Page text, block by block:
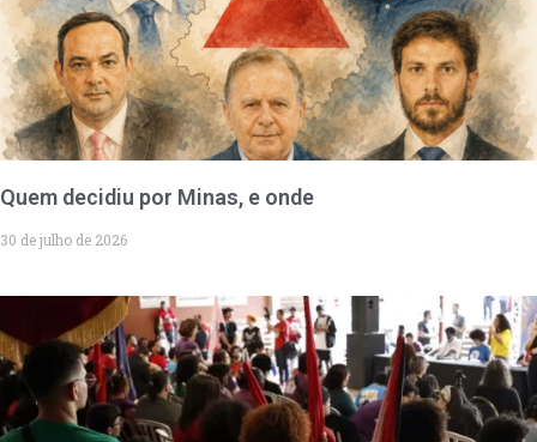
Quem decidiu por Minas, e onde
30 de julho de 2026